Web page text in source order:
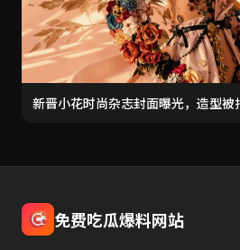
新晋小花时尚杂志封面曝光，造型被
免费吃瓜爆料网站